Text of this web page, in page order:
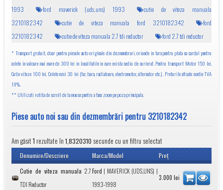
1993
ford maverick (uds,uns) 1993
cutie de viteza manuala
3210182342
cutie de viteza manuala ford 3210182342
ford
3210182342
cutie de viteza manuala 2.7 tdi reductor ford 2.7 tdi reductor
* Transport gratuit, doar pentru piesele auto originale din dezmembrari, oriunde in tara pentru plata cu cardul pentru
colete in valoare mai mare de 300 lei in localitatile in care exista sediu de curierat. Pentru transport Motor 150 lei,
Cutie viteze 100 lei, Colete mici 30 lei (far, bara, radiatoare, electromotor, alternator etc.). Preturile afisate contin TVA
19%.
** Utilizati rotita de scroll de la mouse pentru a face zoom pe poza principala.
Piese auto noi sau din dezmembrări pentru 3210182342
Am găsit1 rezultate în 1,8320310 secunde cu un filtru selectat
Denumire/Descriere Marca/Model
Preţ
Cutie de viteza manuala 2.7
TDI Reductor
Ford | MAVERICK (UDS,UNS) |
1993-1998
3.000 lei